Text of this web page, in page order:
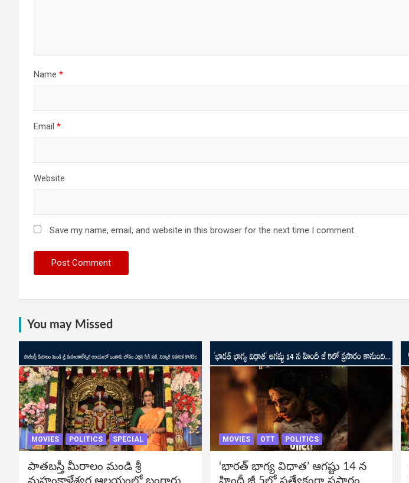
Name *
Email *
Website
Save my name, email, and website in this browser for the next time I comment.
You may Missed
MOVIES POLITICS SPECIAL
పాతబస్తీ మీరాలం మండి శ్రీ
మహంకాళేశ్వర ఆలయంలో బంగారు
MOVIES OTT POLITICS
‘భారత్ భాగ్య విధాత’ ఆగష్టు 14 న
హిందీ జీ 5లో ప్రత్యేకంగా ప్రసారం